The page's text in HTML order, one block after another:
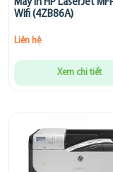
Máy In HP LaserJet
Wifi (4ZB86A)
Liên hệ
Xem chi tiết